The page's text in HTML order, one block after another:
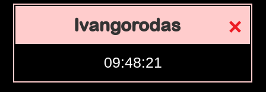
Ivangorodas
09:48:22